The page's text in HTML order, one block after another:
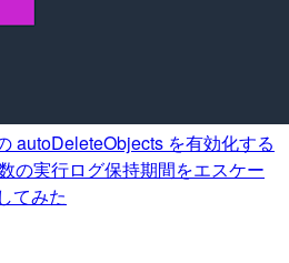
autoDeleteObjects を有効化する
の実行ログ保持期間をエスケー
てみた